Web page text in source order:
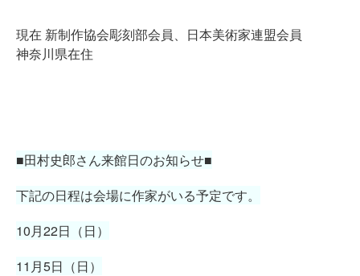
現在 新制作協会彫刻部会員、日本美術家連盟会員
神奈川県在住
■田村史郎さん来館日のお知らせ■
下記の日程は会場に作家がいる予定です。
10月22日（日）
11月5日（日）